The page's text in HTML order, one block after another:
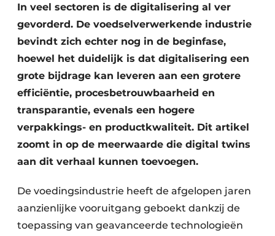
In veel sectoren is de digitalisering al ver
gevorderd. De voedselverwerkende industrie
bevindt zich echter nog in de beginfase,
hoewel het duidelijk is dat digitalisering een
grote bijdrage kan leveren aan een grotere
efficiëntie, procesbetrouwbaarheid en
transparantie, evenals een hogere
verpakkings- en productkwaliteit. Dit artikel
zoomt in op de meerwaarde die digital twins
aan dit verhaal kunnen toevoegen.
De voedingsindustrie heeft de afgelopen jaren
aanzienlijke vooruitgang geboekt dankzij de
toepassing van geavanceerde technologieën